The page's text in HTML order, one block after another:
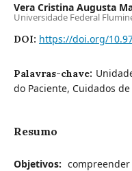
Vera Cristina Augusta
Universidade Federal
DOI: https://doi.org/
Palavras-chave:
do Paciente, Cuidados
Resumo
Objetivos: